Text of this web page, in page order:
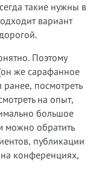
такие нужны в
вариант
Поэтому
же сарафанное
ранее, посмотреть
на опыт,
большое
можно обратить
публикации
конференциях,